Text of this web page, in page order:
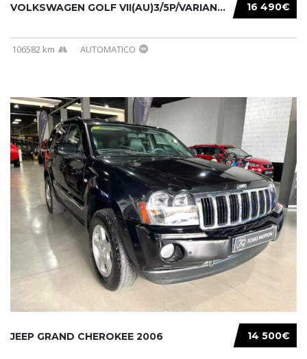
16 490€
VOLKSWAGEN GOLF VII(AU)3/5P/VARIANT(12-16 20...
106582 km AUTOMATICO
14 500€
JEEP GRAND CHEROKEE 2006